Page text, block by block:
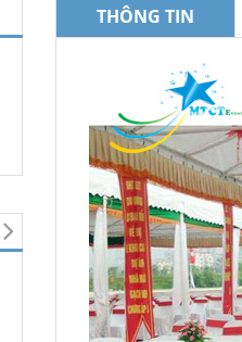
Mâm Xoay
20.000
THÔNG TIN